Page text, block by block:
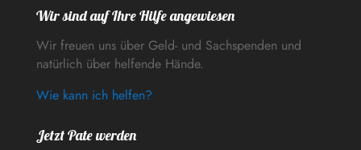
Wir sind auf Ihre Hilfe angewiesen
Wir freuen uns über Geld- und Sachspenden und
natürlich über helfende Hände.
Wie kann ich helfen?
Jetzt Pate werden